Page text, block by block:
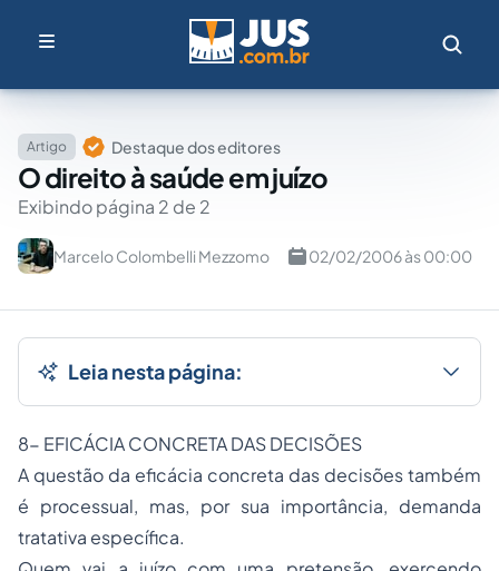
Artigo Destaque dos editores
O direito à saúde em juízo
Exibindo página 2 de 2
Marcelo Colombelli Mezzomo 02/02/2006 às 00:00
Leia nesta página:
8- EFICÁCIA CONCRETA DAS DECISÕES
A questão da eficácia concreta das decisões também
é processual, mas, por sua importância, demanda
tratativa específica.